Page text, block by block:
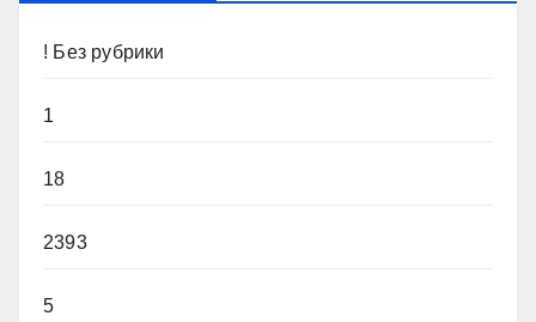
! Без рубрики
1
18
2393
5